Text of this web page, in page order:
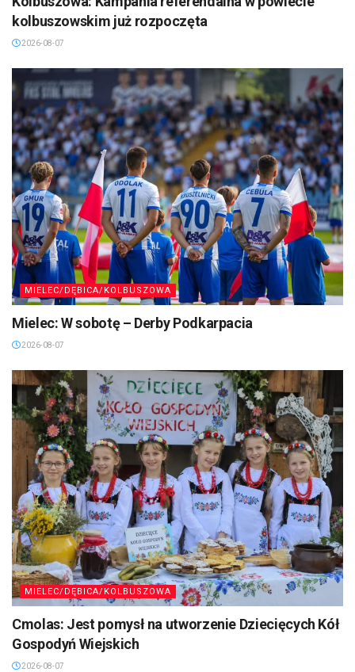
kolbuszowskim już rozpoczęta
2026-08-07
MIELEC/DĘBICA/KOLBUSZOWA
Mielec: W sobotę – Derby Podkarpacia
2026-08-07
MIELEC/DĘBICA/KOLBUSZOWA
Cmolas: Jest pomysł na utworzenie Dziecięcych Kół
Gospodyń Wiejskich
2026-08-07